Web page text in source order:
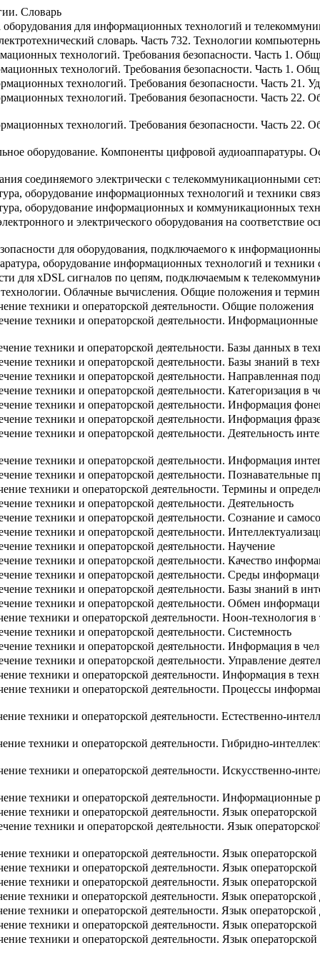
Словарь
для информационных технологий и
словарь. Часть 732. Технологии
технологий. Требования безопасности. Часть 1.
технологий. Требования безопасности. Часть 1.
технологий. Требования безопасности. Часть 21.
технологий. Требования безопасности. Часть 22.
технологий. Требования безопасности. Часть 22.
оборудование. Компоненты цифровой аудиоаппаратуры.
соединяемого электрически с телекоммуникационными
оборудование информационных технологий и техники
оборудование информационных и коммуникационных
и электрического оборудования на соответствие
для оборудования, подключаемого к
оборудование информационных технологий и
для xDSL сигналов по цепям, подключаемым к
Облачные вычисления. Общие положения и
техники и операторской деятельности. Общие положения
техники и операторской деятельности.
техники и операторской деятельности. Базы данных в
техники и операторской деятельности. Базы знаний в
техники и операторской деятельности. Направленная
техники и операторской деятельности. Категоризация в
техники и операторской деятельности. Информация
техники и операторской деятельности. Информация
техники и операторской деятельности. Деятельность
техники и операторской деятельности. Информация
техники и операторской деятельности. Познавательные
техники и операторской деятельности. Термины и
техники и операторской деятельности. Деятельность
техники и операторской деятельности. Сознание и
техники и операторской деятельности.
техники и операторской деятельности. Научение
техники и операторской деятельности. Качество
техники и операторской деятельности. Среды
техники и операторской деятельности. Базы знаний в
техники и операторской деятельности. Обмен
техники и операторской деятельности. Ноон-технология
техники и операторской деятельности. Системность
техники и операторской деятельности. Информация в
техники и операторской деятельности. Управление
техники и операторской деятельности. Информация в
техники и операторской деятельности. Процессы
техники и операторской деятельности. Естественно-
техники и операторской деятельности. Гибридно-
техники и операторской деятельности. Искусственно-
техники и операторской деятельности. Информационные
техники и операторской деятельности. Язык
техники и операторской деятельности. Язык
техники и операторской деятельности. Язык
техники и операторской деятельности. Язык
техники и операторской деятельности. Язык
техники и операторской деятельности. Язык операторской
техники и операторской деятельности. Язык
техники и операторской деятельности. Язык операторской
техники и операторской деятельности. Язык